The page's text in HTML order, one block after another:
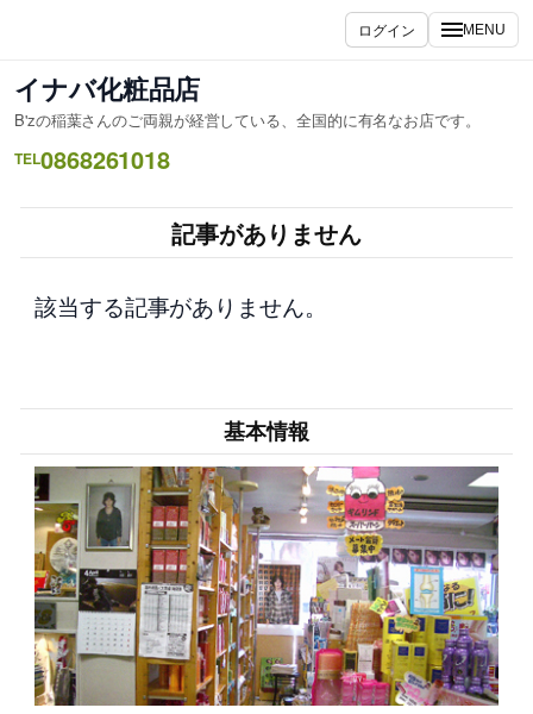
ス
キ
ッ
ログイン MENU
イナバ化粧品店
B'zの稲葉さんのご両親が経営している、全国的に有名なお店です。
TEL0868261018
記事がありません
該当する記事がありません。
基本情報